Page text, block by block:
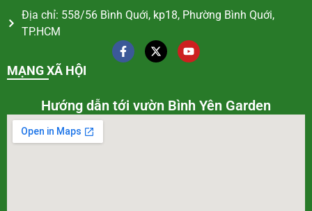
Địa chỉ: 558/56 Bình Quới, kp18, Phường Bình Quới,
TP.HCM
MẠNG XÃ HỘI
Hướng dẫn tới vườn Bình Yên Garden